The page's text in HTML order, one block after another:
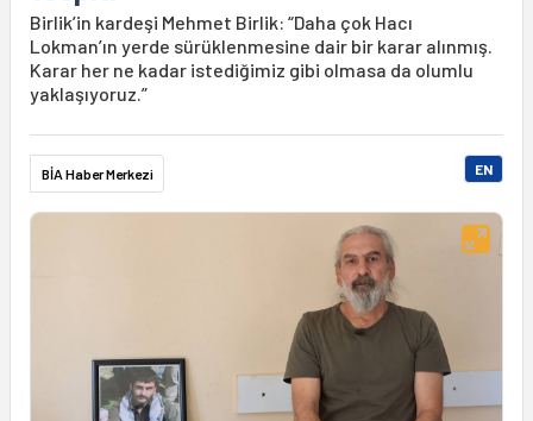
Birlik’in kardeşi Mehmet Birlik: “Daha çok Hacı
Lokman’ın yerde sürüklenmesine dair bir karar alınmış.
Karar her ne kadar istediğimiz gibi olmasa da olumlu
yaklaşıyoruz.”
BİA Haber Merkezi EN